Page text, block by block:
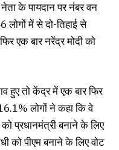
के पायदान पर नंबर वन
में से दो-तिहाई से
एक बार नरेंद्र मोदी को
हुए तो केंद्र में एक बार फिर
लोगों ने कहा कि वे
प्रधानमंत्री बनाने के लिए
को पीएम बनाने के लिए वोट